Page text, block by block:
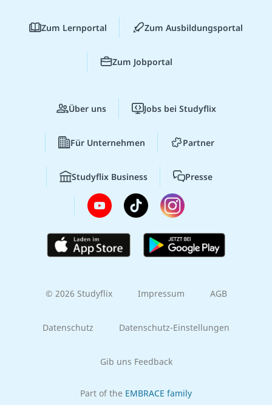
Zum Lernportal Zum Ausbildungsportal
Zum Jobportal
Über uns Jobs bei Studyflix
Für Unternehmen Partner
Studyflix Business Presse
© 2026 Studyflix Impressum AGB
Datenschutz Datenschutz-Einstellungen
Gib uns Feedback
Part of the EMBRACE family